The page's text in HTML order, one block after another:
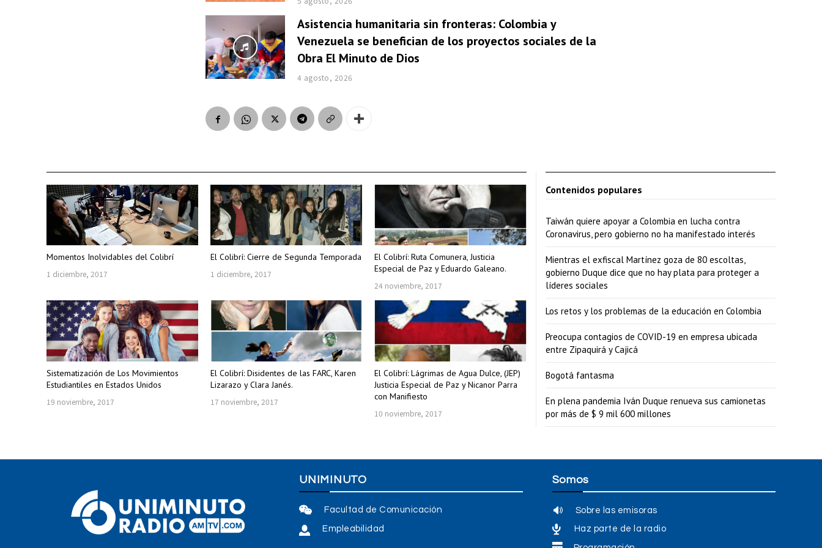
b
o
p
r
a
u
m
n
a
r
o
i
s
m
i
Asistencia humanitaria sin fronteras: Colombia y
Venezuela se benefician de los proyectos sociales de la
Obra El Minuto de Dios
4 agosto, 2026
Momentos Inolvidables del Colibrí
1 diciembre, 2017
El Colibrí: Cierre de Segunda Temporada
1 diciembre, 2017
El Colibrí: Ruta Comunera, Justicia
Especial de Paz y Eduardo Galeano.
24 noviembre, 2017
Sistematización de Los Movimientos
Estudiantiles en Estados Unidos
19 noviembre, 2017
El Colibrí: Disidentes de las FARC, Karen
Lizarazo y Clara Janés.
17 noviembre, 2017
El Colibrí: Lágrimas de Agua Dulce, (JEP)
Justicia Especial de Paz y Nicanor Parra
con Manifiesto
10 noviembre, 2017
Contenidos populares
Taiwán quiere apoyar a Colombia en lucha contra
Coronavirus, pero gobierno no ha manifestado interés
Mientras el exfiscal Martínez goza de 80 escoltas,
gobierno Duque dice que no hay plata para proteger a
líderes sociales
Los retos y los problemas de la educación en Colombia
Preocupa contagios de COVID-19 en empresa ubicada
entre Zipaquirá y Cajicá
Bogotá fantasma
En plena pandemia Iván Duque renueva sus camionetas
por más de $ 9 mil 600 millones
UNIMINUTO
Facultad de Comunicación
Empleabilidad
Somos
Sobre las emisoras
Haz parte de la radio